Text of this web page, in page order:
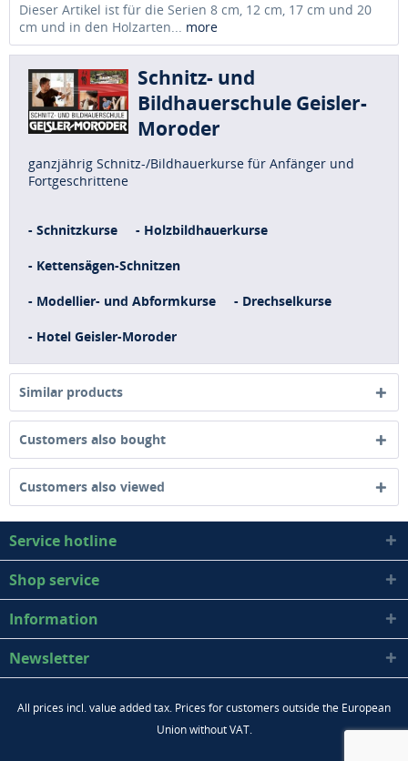
Dieser Artikel ist für die Serien 8 cm, 12 cm, 17 cm und 20
cm und in den Holzarten... more
Schnitz- und
Bildhauerschule Geisler-
Moroder
ganzjährig Schnitz-/Bildhauerkurse für Anfänger und
Fortgeschrittene
- Schnitzkurse - Holzbildhauerkurse
- Kettensägen-Schnitzen
- Modellier- und Abformkurse - Drechselkurse
- Hotel Geisler-Moroder
Similar products
Customers also bought
Customers also viewed
Service hotline
Shop service
Information
Newsletter
All prices incl. value added tax. Prices for customers outside the European
Union without VAT.